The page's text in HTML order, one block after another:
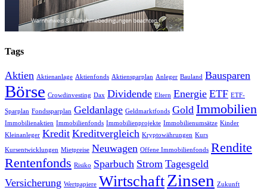
Tags
Aktien Aktienanlage Aktienfonds Aktiensparplan Anleger Bauland Bausparen
Börse Crowdinvesting Dax Dividende Eltern Energie ETF ETF-
Sparplan Fondssparplan Geldanlage Geldmarktfonds Gold Immobilien
Immobilienaktien Immobilienfonds Immobilienprojekte Immobilienumsätze Kinder
Kleinanleger Kredit Kreditvergleich Kryptowährungen Kurs
Kursentwicklungen Mietpreise Neuwagen Offene Immobilienfonds Rendite
Rentenfonds Risiko Sparbuch Strom Tagesgeld
Versicherung Wertpapiere WirtschaftZinsen Zukunft